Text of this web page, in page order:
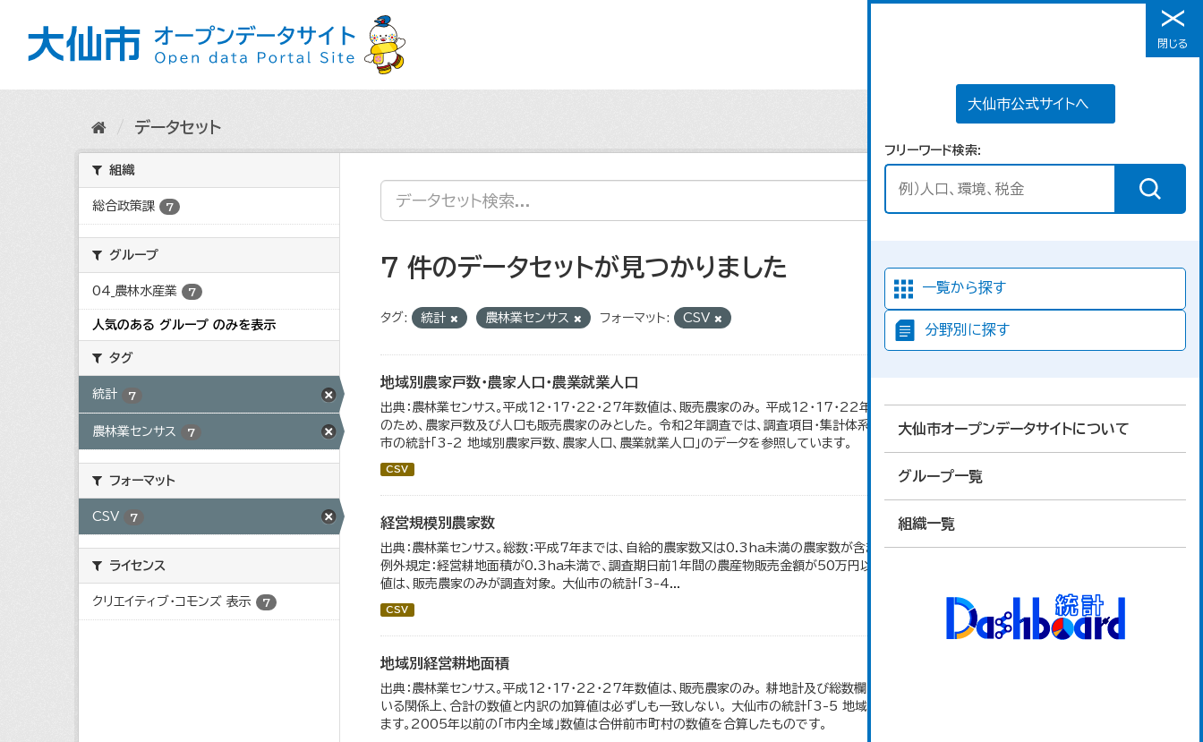
メニュー
大仙市公式サイトへ
フリーワード検索
一覧から探す
分野別に探す
大仙市オープンデータサイトについて
グループ一覧
組織一覧
閉じる
データセット
組織
総合政策課 7
グループ
04_農林水産業 7
人気のある グループ のみを表示
タグ
統計 7
農林業センサス 7
フォーマット
CSV 7
ライセンス
クリエイティブ・コモンズ 表示 7
7 件のデータセットが見つかりました
タグ: 統計 農林業センサス フォーマット: CSV
地域別農家戸数・農家人口・農業就業人口
出典：農林業センサス。平成12・17・22・27年数値は、販売農家のみ。 平成12・17・22年の農業就業人口データが販売農家のみ
のため、農家戸数及び人口も販売農家のみとした。 令和2年調査では、調査項目・集計体系が変更となったため、数値なし。 大仙
市の統計「3-2 地域別農家戸数、農家人口、農業就業人口」のデータを参照しています。
CSV
経営規模別農家数
出典：農林業センサス。総数：平成7年までは、自給的農家数又は0.3ha未満の農家数が含まれているため横の計と合致しない。
例外規定：経営耕地面積が0.3ha未満で、調査期日前１年間の農産物販売金額が50万円以上の農家。 平成12・17・22・27年数
値は、販売農家のみが調査対象。 大仙市の統計「3-4...
CSV
地域別経営耕地面積
出典：農林業センサス。平成12・17・22・27年数値は、販売農家のみ。 耕地計及び総数欄については、1ha未満を四捨五入して
いる関係上、合計の数値と内訳の加算値は必ずしも一致しない。 大仙市の統計「3-5 地域別経営耕地面積」のデータを参照してい
ます。2005年以前の「市内全域」数値は合併前市町村の数値を合算したものです。